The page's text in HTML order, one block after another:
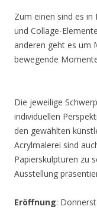
Zum einen sind es
und Collage-
anderen geht es um
bewegende
Die jeweilige
individuellen
den gewählten
Acrylmalerei sind
Papierskulpturen zu
Ausstellung
Eröffnung: